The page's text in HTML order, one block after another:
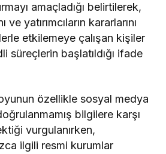
amaçladığı belirtilerek,
ve yatırımcıların kararlarını
etkilemeye çalışan kişiler
süreçlerin başlatıldığı ifade
özellikle sosyal medya
bilgilere karşı
vurgulanırken,
ilgili resmi kurumlar